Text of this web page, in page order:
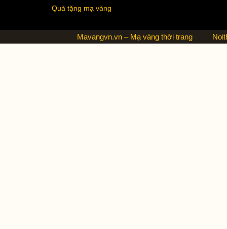
Quà tặng mạ vàng
Mavangvn.vn – Mạ vàng thời trang